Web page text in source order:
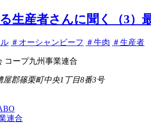
生産者さんに聞く（3）
＃オーシャンビーフ ＃牛肉 ＃生産者
コープ九州事業連合
屋郡篠栗町中央1丁目8番3号
連合